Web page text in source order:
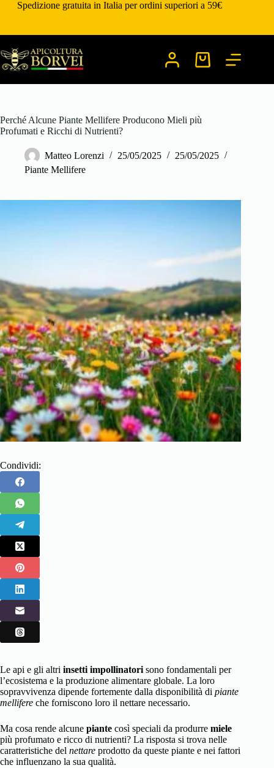
SaltaSpedizione gratuita in Italia per ordini superiori a 59€
Carrello
Perché Alcune Piante Mellifere Producono Mieli più
Profumati e Ricchi di Nutrienti?
Matteo Lorenzi 25/05/2025
25/05/2025
Piante Mellifere
Condividi:
Le api e gli altri insetti impollinatori sono fondamentali per
l’ecosistema e la produzione alimentare globale. La loro
sopravvivenza dipende fortemente dalla disponibilità di piante
mellifere che forniscono loro il nettare necessario.
Ma cosa rende alcune piante così speciali da produrre miele
più profumato e ricco di nutrienti? La risposta si trova nelle
caratteristiche del nettare prodotto da queste piante e nei fattori
che influenzano la sua qualità.